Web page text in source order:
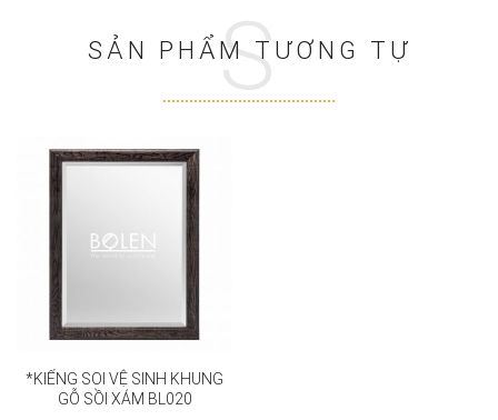
SẢN PHẨM TƯƠNG TỰ
S
*KIẾNG SOI VỆ SINH KHUNG
GỖ SỒI XÁM BL020